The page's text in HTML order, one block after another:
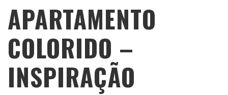
APARTAMENTO
COLORIDO –
INSPIRAÇÃO